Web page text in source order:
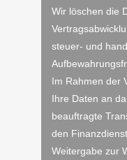
Wir löschen die
steuer- und
Im Rahmen der
Ihre Daten an
beauftragte
den
Weitergabe zur